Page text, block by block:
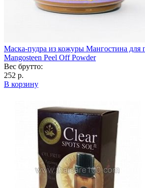
Маска-пудра из кожуры Мангостина для
Mangosteen Peel Off Powder
Вес брутто:
252 р.
В корзину